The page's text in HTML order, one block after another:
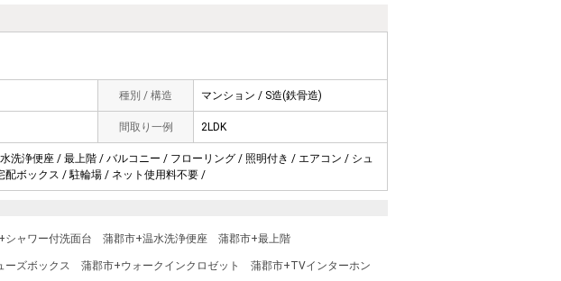
種別 / 構造 マンション / S造(鉄骨造)
間取り一例 2LDK
洗浄便座 / 最上階 / バルコニー / フローリング / 照明付き / エアコン / シュ
ボックス / 駐輪場 / ネット使用料不要 /
シャワー付洗面台 蒲郡市+温水洗浄便座 蒲郡市+最上階
ーズボックス 蒲郡市+ウォークインクロゼット 蒲郡市+TVインターホン